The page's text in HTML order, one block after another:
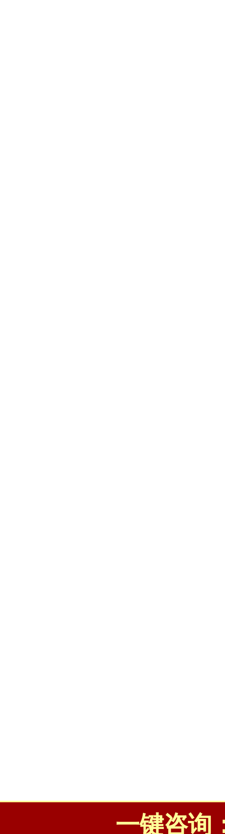
一键咨询